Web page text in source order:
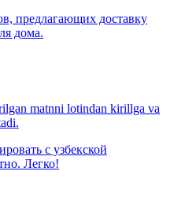
предлагающих доставку
дома.
matnni lotindan kirillga va
с узбекской
Легко!